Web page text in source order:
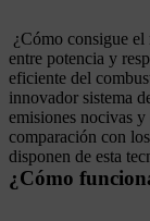
¿Cómo consigue
entre potencia y
eficiente del
innovador sistema
emisiones nocivas
comparación con
disponen de esta
¿Cómo